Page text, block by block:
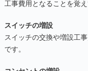
工事費用となることを覚え
スイッチの増設
スイッチの交換や増設工
です。